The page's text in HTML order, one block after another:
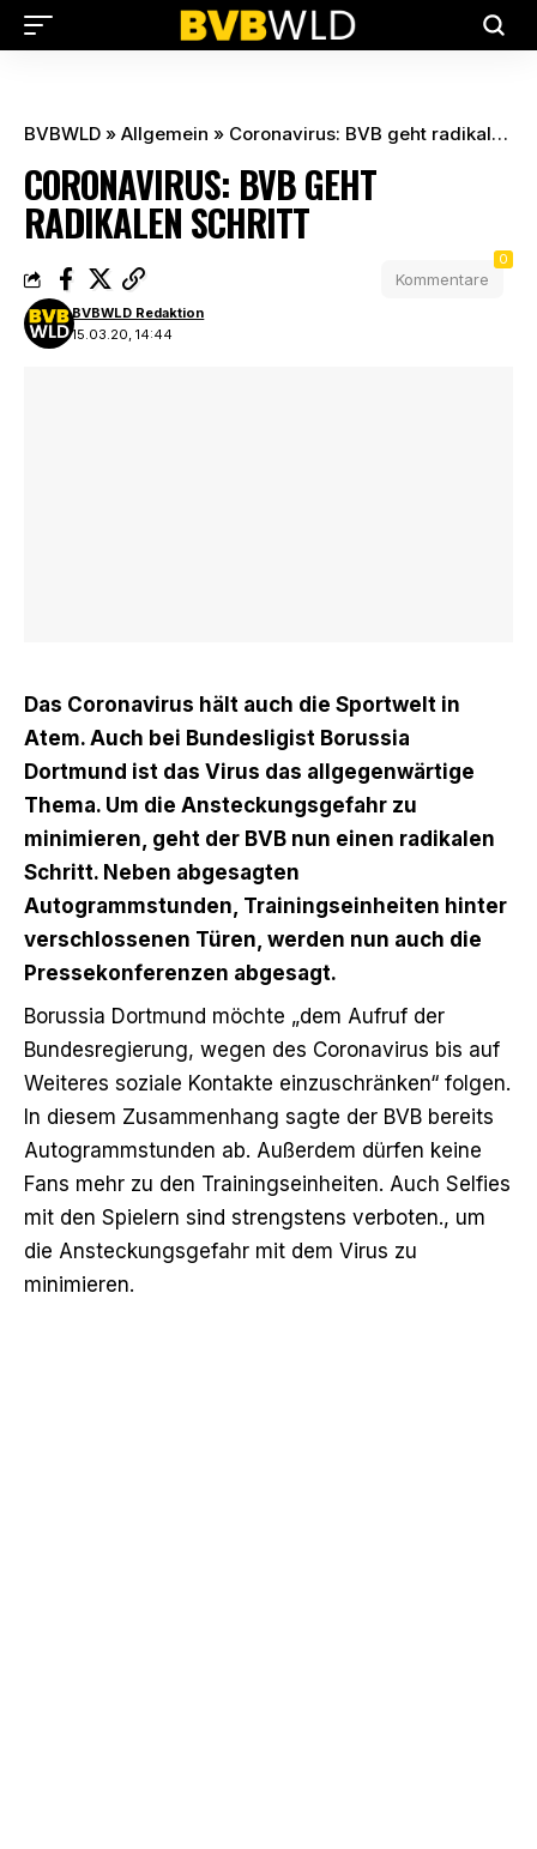
BVBWLD » Allgemein » Coronavirus: BVB geht radikalen Schritt
CORONAVIRUS: BVB GEHT
RADIKALEN SCHRITT
15.03.20, 14:44
BVBWLD Redaktion
Kommentare
0
Das Coronavirus hält auch die Sportwelt in
Atem. Auch bei Bundesligist Borussia
Dortmund ist das Virus das allgegenwärtige
Thema. Um die Ansteckungsgefahr zu
minimieren, geht der BVB nun einen radikalen
Schritt. Neben abgesagten
Autogrammstunden, Trainingseinheiten hinter
verschlossenen Türen, werden nun auch die
Pressekonferenzen abgesagt.
Borussia Dortmund möchte „dem Aufruf der
Bundesregierung, wegen des Coronavirus bis auf
Weiteres soziale Kontakte einzuschränken“ folgen.
In diesem Zusammenhang sagte der BVB bereits
Autogrammstunden ab. Außerdem dürfen keine
Fans mehr zu den Trainingseinheiten. Auch Selfies
mit den Spielern sind strengstens verboten., um
die Ansteckungsgefahr mit dem Virus zu
minimieren.